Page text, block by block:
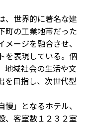
、世界的に著名な建
町の工業地帯だった
ージを融合させ、
を表現している。個
地域社会の生活や文
を目指し、次世代型
」となるホテル、
、客室数１２３２室